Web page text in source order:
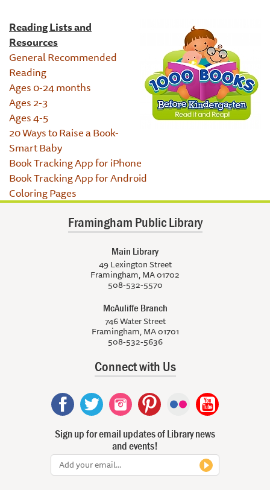
Reading Lists and
Resources
General Recommended
Reading
Ages 0-24 months
Ages 2-3
Ages 4-5
20 Ways to Raise a Book-
Smart Baby
Book Tracking App for iPhone
Book Tracking App for Android
Coloring Pages
Framingham Public Library
Main Library
49 Lexington Street
Framingham, MA 01702
508-532-5570
McAuliffe Branch
746 Water Street
Framingham, MA 01701
508-532-5636
Connect with Us
Sign up for email updates of Library news
and events!